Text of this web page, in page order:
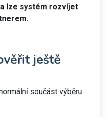
lze systém rozvíjet
ještě
součást výběru.